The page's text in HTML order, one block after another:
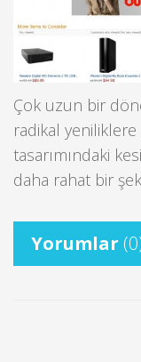
Çok uzun bir
radikal
tasarımındaki
daha rahat bir
Yorumlar